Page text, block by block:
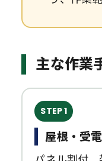
主な作業
STEP 1
屋根・受